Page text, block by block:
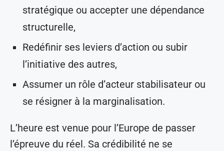
stratégique ou accepter une dépendance
structurelle,
Redéfinir ses leviers d’action ou subir
l’initiative des autres,
Assumer un rôle d’acteur stabilisateur ou
se résigner à la marginalisation.
L’heure est venue pour l’Europe de passer
l’épreuve du réel. Sa crédibilité ne se